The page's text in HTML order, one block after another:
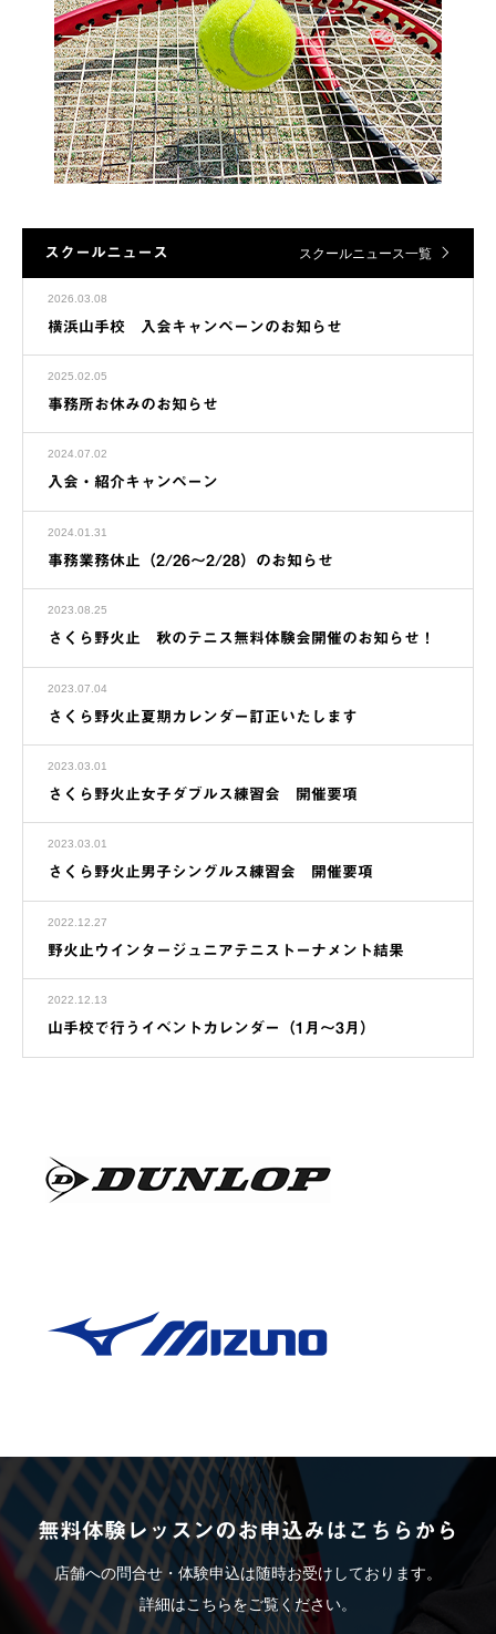
スクールニュース スクールニュース一覧
2026.03.08
横浜山手校 入会キャンペーンのお知らせ
2025.02.05
事務所お休みのお知らせ
2024.07.02
入会・紹介キャンペーン
2024.01.31
事務業務休止（2/26～2/28）のお知らせ
2023.08.25
さくら野火止 秋のテニス無料体験会開催のお知らせ！
2023.07.04
さくら野火止夏期カレンダー訂正いたします
2023.03.01
さくら野火止女子ダブルス練習会 開催要項
2023.03.01
さくら野火止男子シングルス練習会 開催要項
2022.12.27
野火止ウインタージュニアテニストーナメント結果
2022.12.13
山手校で行うイベントカレンダー（1月～3月）
無料体験レッスンのお申込みはこちらから
店舗への問合せ・体験申込は随時お受けしております。
詳細はこちらをご覧ください。